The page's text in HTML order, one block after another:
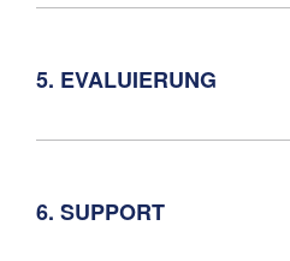
5. EVALUIERUNG
6. SUPPORT